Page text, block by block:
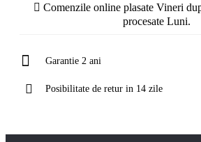
Comenzile online plasate Vineri
procesate Luni.
Garantie 2 ani
Posibilitate de retur in 14 zile